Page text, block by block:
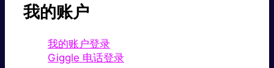
我的账户
我的账户登录
Giggle 电话登录